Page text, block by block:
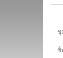
ชุ
ชิ้